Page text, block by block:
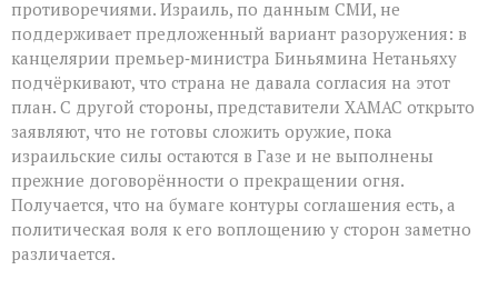
противоречиями. Израиль, по данным СМИ, не
поддерживает предложенный вариант разоружения: в
канцелярии премьер‑министра Биньямина Нетаньяху
подчёркивают, что страна не давала согласия на этот
план. С другой стороны, представители ХАМАС открыто
заявляют, что не готовы сложить оружие, пока
израильские силы остаются в Газе и не выполнены
прежние договорённости о прекращении огня.
Получается, что на бумаге контуры соглашения есть, а
политическая воля к его воплощению у сторон заметно
различается.